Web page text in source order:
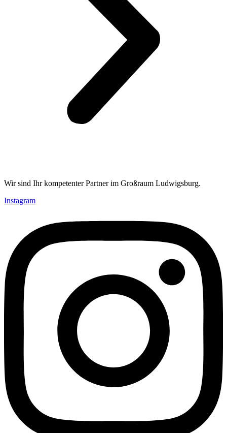
Wir sind Ihr kompetenter Partner im Großraum Ludwigsburg.
Instagram